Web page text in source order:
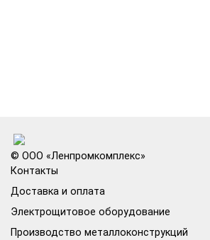
© ООО «Ленпромкомплекс»
Контакты
Доставка и оплата
Электрощитовое оборудование
Производство металлоконструкций